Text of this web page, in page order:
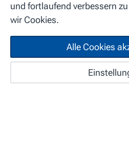
Jobs
Fachfrau / Fachmann
Spitex Region Lueg
Start Karte Jobs
Suchabo
und fortlaufend verbessern
wir Cookies.
Alle Cookies